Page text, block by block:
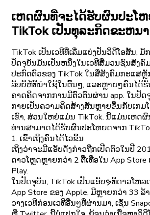
ເຫດຜົນທີ່ຈະໄດ້ຮັບຜົນປະໂ
TikTok ເປັນທຸລະກິດຂະຫນ
TikTok ເປັນເວທີທີ່ເລີ່ມແບ່ງປັນວິດີໂອສັ້ນ, ມັ
ປັດຈຸບັນມັນເປັນຫນຶ່ງໃນເວທີສື່ມວນຊົນສັງຄົ
ປະກົດຕົວຂອງ TikTok ໃນສື່ສັງຄົມກະແສ
ລັບຍີ່ຫໍ້ທີ່ນໍາໃຊ້ໃນຕົ້ນໆ, ແລະຫຼາຍໆຄົນໄດ້
ຄາດຄິດຈາກການມີຕົວຕົນຜ່ານ app. ໃນປັດ
ກາຍເປັນຄວາມຄິດສ້າງສັນຫຼາຍຂຶ້ນກັບເກມ
ເຂົາ, ສ່ວນໃຫຍ່ແມ່ນ TikTok. ນີ້ແມ່ນເຫດ
ທ່ານສາມາດໄດ້ຮັບຜົນປະໂຫຍດຈາກ
1. ເຂົ້າເຖິງຄົນໄດ້ໄວຂຶ້ນ
ເຖິງວ່າຈະມີແອັບດັ່ງກ່າວຖືກເປີດຕົວໃນປີ
ດາວໂຫຼດຫຼາຍກວ່າ 2 ຕື້ເທື່ອໃນ App Store
Play.
ໃນປັດຈຸບັນ, TikTok ເປັນແອັບຯທີ່ດາວໂຫລ
App Store ຂອງ Apple, ມີຫຼາຍກວ່າ 33 ລ້
ວາງເວທີກ່ອນເວທີອື່ນໆທີ່ຜ່ານມາ, ເຊັ່ນ